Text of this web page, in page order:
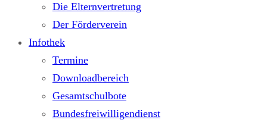
Die Elternvertretung
Der Förderverein
Infothek
Termine
Downloadbereich
Gesamtschulbote
Bundesfreiwilligendienst